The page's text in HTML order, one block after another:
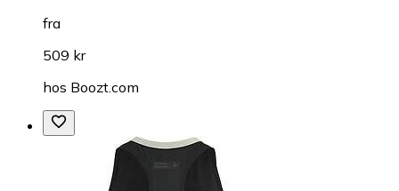
fra
509 kr
hos Boozt.com